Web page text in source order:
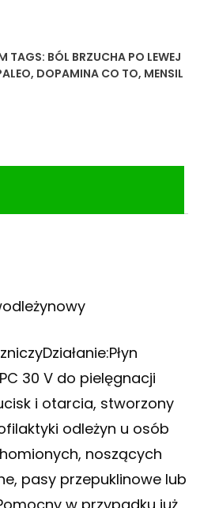
TAGS: BÓL BRZUCHA PO LEWEJ
, DOPAMINA CO TO, MENSIL
30 V do pielęgnacji
i otarcia, stworzony
odleżyn u osób
noszących
pasy przepuklinowe lub